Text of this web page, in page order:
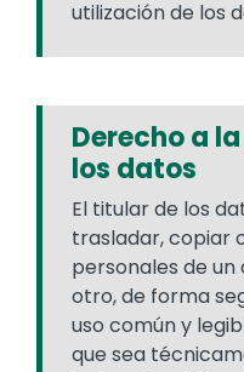
utilización de los
Derecho a
los datos
El titular de los
trasladar, copiar
personales de
otro, de forma
uso común y
que sea